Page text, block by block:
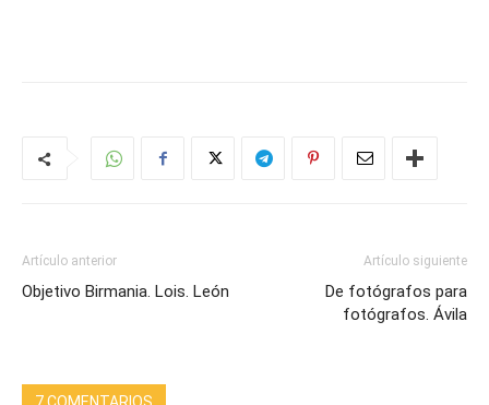
Artículo anterior
Objetivo Birmania. Lois. León
Artículo siguiente
De fotógrafos para
fotógrafos. Ávila